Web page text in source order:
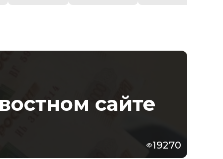
сайте
19270